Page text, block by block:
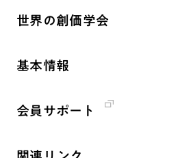
聖典
釈尊～法華経
創価学会の三代会長
第2代会長・戸田城聖先生
座談会
仏法を語る
年間の活動について
彼岸
「人権文化」「ジェンダー平等」を促進
人道支援
展示活動
世界の創価学会
基本情報
創価学会 社会憲章
会員サポート